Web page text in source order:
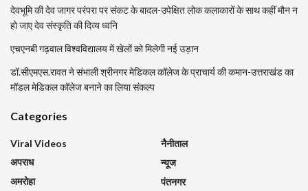
देवभूमि की देव जागर परंपरा पर संकट के बादल-उपेक्षित लोक कलाकारों के साथ कहीं मौन न
हो जाए देव संस्कृति की दिव्य ध्वनि
एचएनबी गढ़वाल विश्वविद्यालय में खेलों को मिलेगी नई उड़ान
डॉ.सीएमएस.रावत ने संभाली श्रीनगर मेडिकल कॉलेज के प्राचार्य की कमान-उत्तराखंड का
मॉडल मेडिकल कॉलेज बनाने का लिया संकल्प
Categories
Viral Videos
अपराध
अमरोहा
नैनीताल
न्यूज
पंतनगर